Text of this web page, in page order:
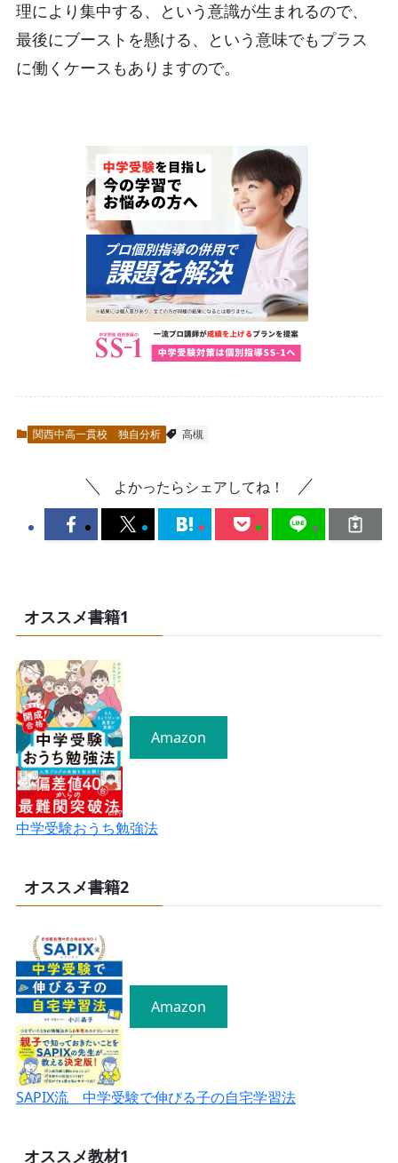
理により集中する、という意識が生まれるので、
最後にブーストを懸ける、という意味でもプラス
に働くケースもありますので。
関西中高一貫校 独自分析 高槻
よかったらシェアしてね！
オススメ書籍1
Amazon
中学受験おうち勉強法
オススメ書籍2
Amazon
SAPIX流 中学受験で伸びる子の自宅学習法
オススメ教材1